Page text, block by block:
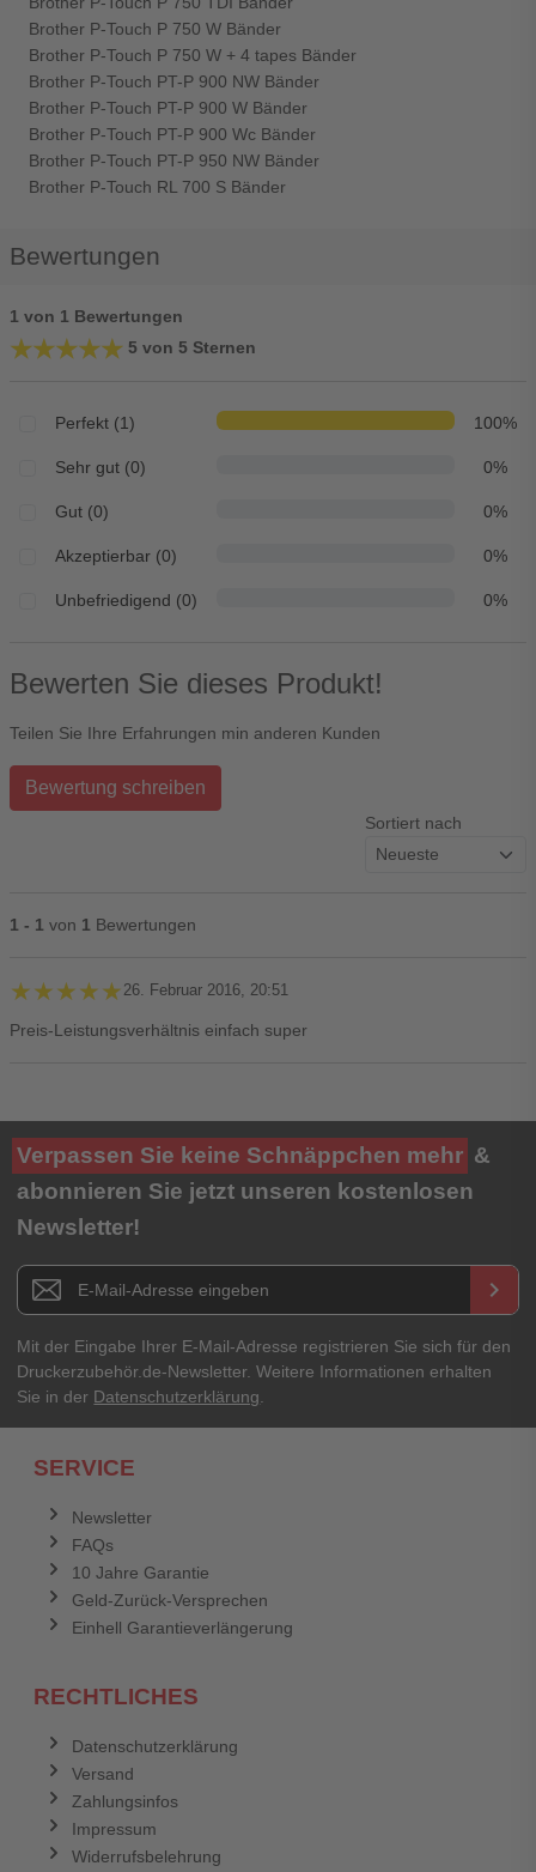
Brother P-Touch P 750 W Bänder
Brother P-Touch P 750 W + 4 tapes Bänder
Brother P-Touch PT-P 900 NW Bänder
Brother P-Touch PT-P 900 W Bänder
Brother P-Touch PT-P 900 Wc Bänder
Brother P-Touch PT-P 950 NW Bänder
Brother P-Touch RL 700 S Bänder
Bewertungen
1 von 1 Bewertungen
★★★★★
★★★★★ 5 von 5 Sternen
Perfekt (1) 100%
Sehr gut (0) 0%
Gut (0) 0%
Akzeptierbar (0) 0%
Unbefriedigend (0) 0%
Bewerten Sie dieses Produkt!
Teilen Sie Ihre Erfahrungen min anderen Kunden
Bewertung schreiben
Sortiert nach
1 - 1 von 1 Bewertungen
★★★★★
★★★★★ 26. Februar 2016, 20:51
Preis-Leistungsverhältnis einfach super
Ihre Bewertung**
★★★★★
Titel**
E-Mail-Adresse
Ihr Passwort
Verpassen Sie keine Schnäppchen mehr &
abonnieren Sie jetzt unseren kostenlosen
Newsletter!
Newsletter E-Mail Adresse keyboard_arrow_right
Mit der Eingabe Ihrer E-Mail-Adresse registrieren Sie sich für den
Druckerzubehör.de-Newsletter. Weitere Informationen erhalten
Sie in der Datenschutzerklärung.
SERVICE
Newsletter
FAQs
10 Jahre Garantie
Geld-Zurück-Versprechen
Einhell Garantieverlängerung
RECHTLICHES
Datenschutzerklärung
Versand
Zahlungsinfos
Impressum
Widerrufsbelehrung